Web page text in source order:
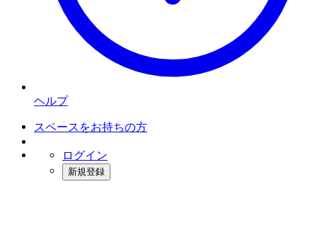
ヘルプ
スペースをお持ちの方
ログイン
新規登録